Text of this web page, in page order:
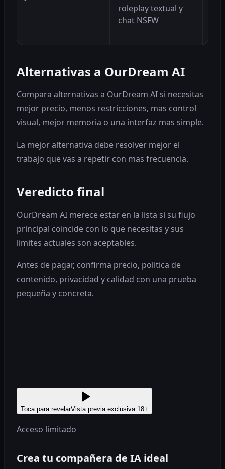
roleplay textual y
chat NSFW
Alternativas a OurDream AI
Compara alternativas a OurDream AI si necesitas
mejor precio, menos restricciones, mas control
visual, mejor memoria o una interfaz mas simple.
La mejor alternativa debe resolver mejor el
trabajo que vas a repetir con mas frecuencia.
Veredicto final
OurDream AI merece estar en la lista si su flujo
principal coincide con lo que necesitas y sus
limites actuales son aceptables.
Antes de pagar, confirma precio, politica de
contenido, privacidad y calidad con una prueba
pequeña y concreta.
Toca para revelarVista previa exclusiva 18+
Acceso limitado
Crea tu compañera de IA ideal